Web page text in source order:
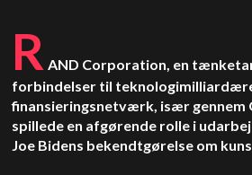
R AND Corporation, en
forbindelser til
finansieringsnetværk, især gennem
spillede en afgørende rolle i
Joe Bidens bekendtgørelse om